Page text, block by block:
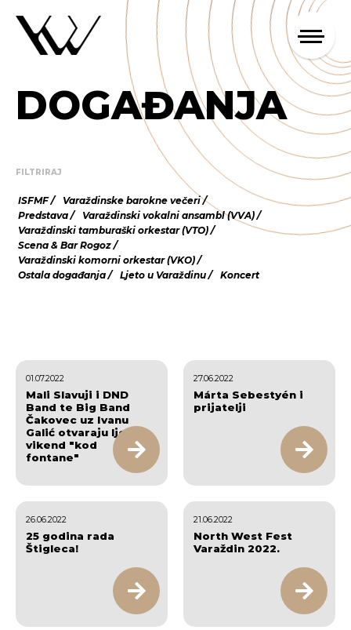
DOGAĐANJA
FILTRIRAJ
ISFMF
Varaždinske barokne večeri
Predstava
Varaždinski vokalni ansambl (VVA)
Varaždinski tamburaški orkestar (VTO)
Scena & Bar Rogoz
Varaždinski komorni orkestar (VKO)
Ostala događanja
Ljeto u Varaždinu Koncert
Mali Slavuji i DND
Band te Big Band
Čakovec uz Ivanu
Galić otvaraju ljetni
vikend "kod
fontane"
01.07.2022
Márta Sebestyén i
prijatelji
27.06.2022
25 godina rada
Štigleca!
26.06.2022
North West Fest
Varaždin 2022.
21.06.2022